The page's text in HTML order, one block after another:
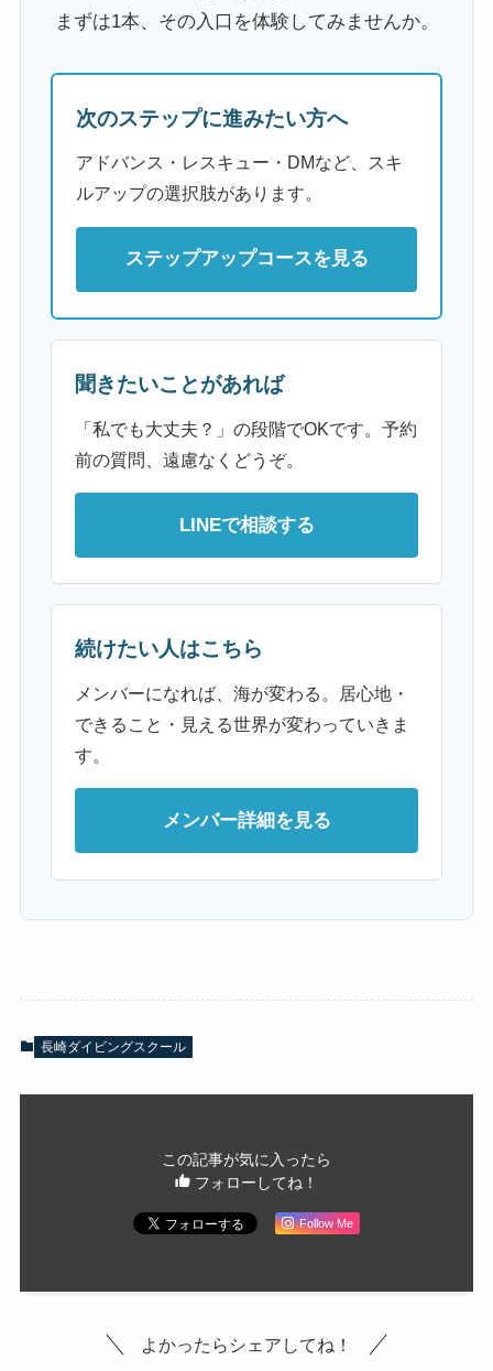
まずは1本、その入口を体験してみませんか。
次のステップに進みたい方へ
アドバンス・レスキュー・DMなど、スキ
ルアップの選択肢があります。
ステップアップコースを見る
聞きたいことがあれば
「私でも大丈夫？」の段階でOKです。予約
前の質問、遠慮なくどうぞ。
LINEで相談する
続けたい人はこちら
メンバーになれば、海が変わる。居心地・
できること・見える世界が変わっていきま
す。
メンバー詳細を見る
長崎ダイビングスクール
この記事が気に入ったら
フォローしてね！
Follow Me
よかったらシェアしてね！